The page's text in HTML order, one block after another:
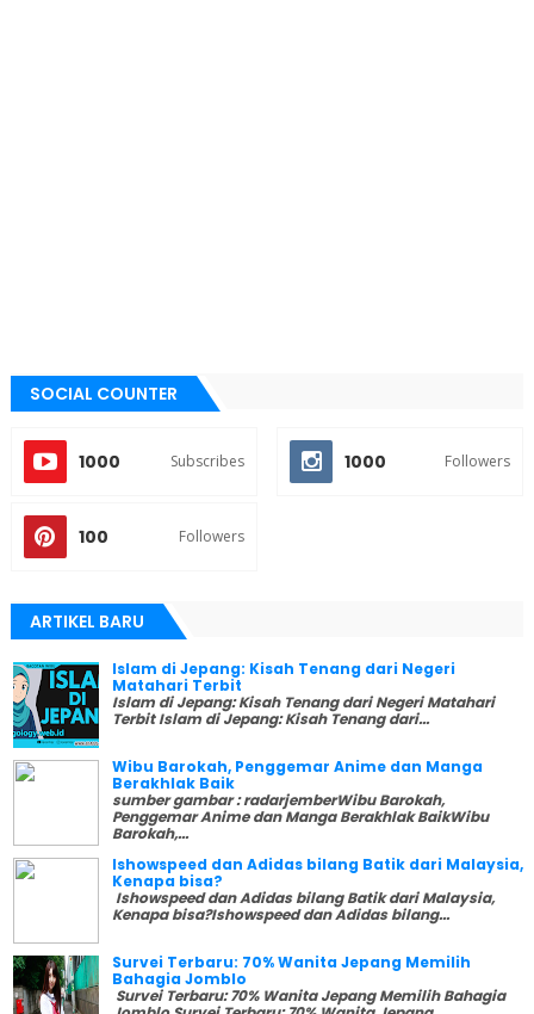
SOCIAL COUNTER
1000 Subscribes 1000 Followers
100 Followers
ARTIKEL BARU
Islam di Jepang: Kisah Tenang dari Negeri
Matahari Terbit
Islam di Jepang: Kisah Tenang dari Negeri Matahari
Terbit Islam di Jepang: Kisah Tenang dari...
Wibu Barokah, Penggemar Anime dan Manga
Berakhlak Baik
sumber gambar : radarjemberWibu Barokah,
Penggemar Anime dan Manga Berakhlak BaikWibu
Barokah,...
Ishowspeed dan Adidas bilang Batik dari Malaysia,
Kenapa bisa?
Ishowspeed dan Adidas bilang Batik dari Malaysia,
Kenapa bisa?Ishowspeed dan Adidas bilang...
Survei Terbaru: 70% Wanita Jepang Memilih
Bahagia Jomblo
Survei Terbaru: 70% Wanita Jepang Memilih Bahagia